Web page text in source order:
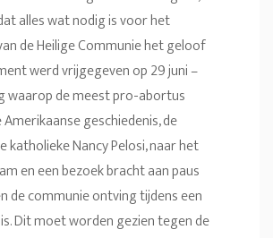
alles wat nodig is voor het
de Heilige Communie het geloof
werd vrijgegeven op 29 juni –
waarop de meest pro-abortus
geschiedenis, de
katholieke Nancy Pelosi, naar het
en een bezoek bracht aan paus
de communie ontving tijdens een
Dit moet worden gezien tegen de